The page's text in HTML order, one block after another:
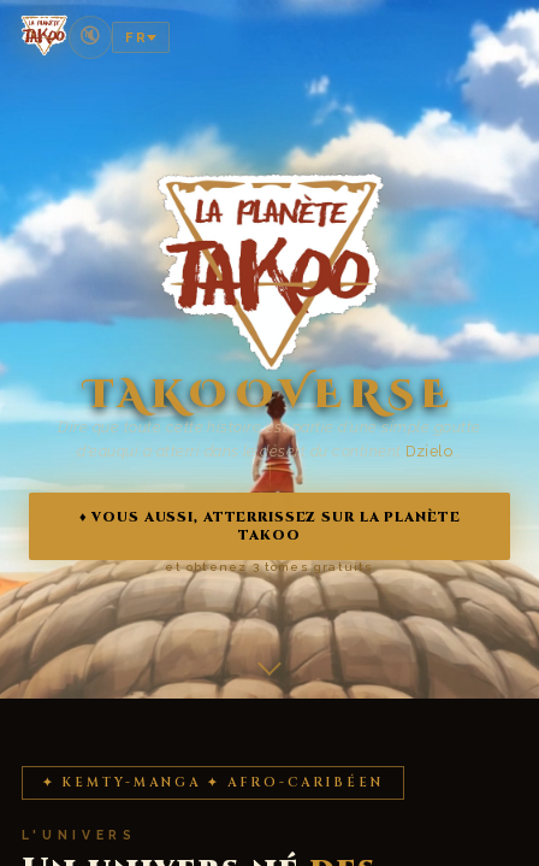
🔇 FR
TAKOOVERSE
Dire que toute cette histoire est partie d'une simple goutte
d'eauqui a atterri dans le désert du continent Dzielo...
♦ VOUS AUSSI, ATTERRISSEZ SUR LA PLANÈTE
TAKOO
et obtenez 3 tomes gratuits
✦ KEMTY-MANGA ✦ AFRO-CARIBÉEN
L'UNIVERS